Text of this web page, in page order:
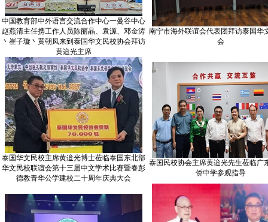
中国教育部中外语言交流合作中心一曼谷中心
赵燕清主任携工作人员陈丽晶、袁源、邓金涛
丶崔子璇丶黄朝凤来到泰国华文民校协会拜访
黄迨光主席
南宁市海外联谊会代表团拜访泰国华
会
泰国华文民校主席黄迨光博士莅临泰国东北部
华文民校联谊会第十三届中文学术比赛暨春彭
德教青华公学建校二十周年庆典大会
泰国民校协会主席黄迨光先生莅临广
侨中学参观指导